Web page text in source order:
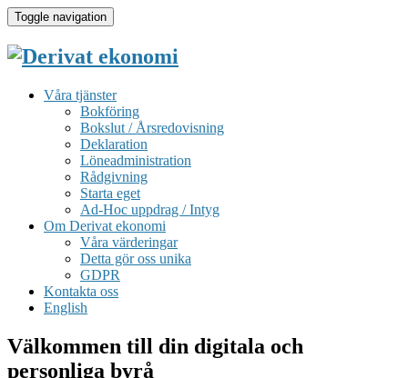
Toggle navigation
Våra tjänster
Bokföring
Bokslut / Årsredovisning
Deklaration
Löneadministration
Rådgivning
Starta eget
Ad-Hoc uppdrag / Intyg
Om Derivat ekonomi
Våra värderingar
Detta gör oss unika
GDPR
Kontakta oss
English
Välkommen till din digitala och
personliga byrå